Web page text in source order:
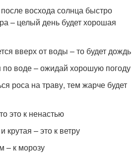
восхода солнца быстро
– целый день будет хорошая
вверх от воды – то будет дождь
по воде – ожидай хорошую погоду
роса на траву, тем жарче будет
это к ненастью
крутая – это к ветру
– к морозу